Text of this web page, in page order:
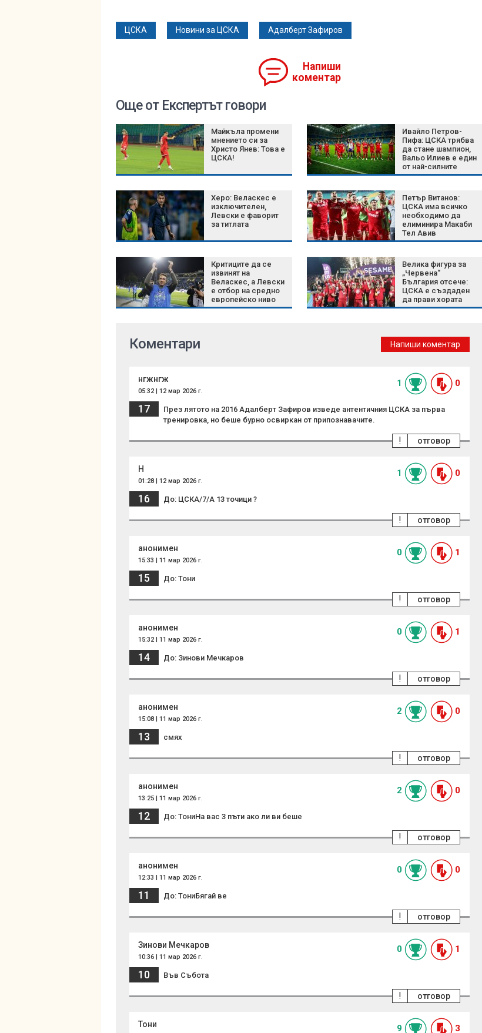
ЦСКА Новини за ЦСКА Адалберт Зафиров
Напиши
коментар
Още от Експертът говори
Майкъла промени
мнението си за
Христо Янев: Това е
ЦСКА!
Ивайло Петров-
Пифа: ЦСКА трябва
да стане шампион,
Вальо Илиев е един
от най-силните
трансфери
Херо: Веласкес е
изключителен,
Левски е фаворит
за титлата
Петър Витанов:
ЦСКА има всичко
необходимо да
елиминира Макаби
Тел Авив
Критиците да се
извинят на
Веласкес, а Левски
е отбор на средно
европейско ниво
Велика фигура за
„Червена“
България отсече:
ЦСКА е създаден
да прави хората
горди
Църковен празник на
10 август: Какво
трябва и не трябва да
правим
Слънце и жега:
Температурите отново
се качват до 40
градуса
Хороскоп за 10 август:
Важни решения и нови
възможности
да влошат
сколиозата: Кои са
Коментари Напиши коментар
нгжнгж
05:32 | 12 мар 2026 г.
1 0
17
През лятото на 2016 Адалберт Зафиров изведе антентичния ЦСКА за първа
тренировка, но беше бурно освиркан от припознавачите.
отговор
!
Н
01:28 | 12 мар 2026 г.
1 0
16 До: ЦСКА/7/А 13 точици ?
отговор
!
анонимен
15:33 | 11 мар 2026 г.
0 1
15 До: Тони
отговор
!
анонимен
15:32 | 11 мар 2026 г.
0 1
14 До: Зинови Мечкаров
отговор
!
анонимен
15:08 | 11 мар 2026 г.
2 0
13 смях
отговор
!
анонимен
13:25 | 11 мар 2026 г.
2 0
12 До: ТониНа вас 3 пъти ако ли ви беше
отговор
!
анонимен
12:33 | 11 мар 2026 г.
0 0
11 До: ТониБягай ве
отговор
!
Зинови Мечкаров
10:36 | 11 мар 2026 г.
0 1
10 Във Събота
отговор
!
Тони 9 3